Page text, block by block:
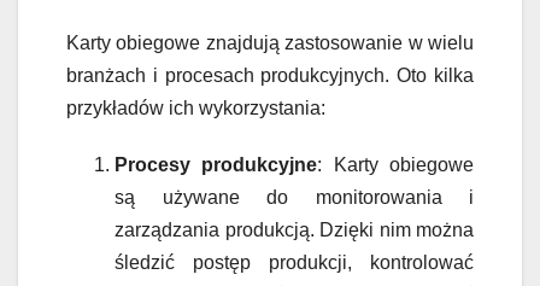
Karty obiegowe znajdują zastosowanie w wielu
branżach i procesach produkcyjnych. Oto kilka
przykładów ich wykorzystania:
Procesy produkcyjne: Karty obiegowe
są używane do monitorowania i
zarządzania produkcją. Dzięki nim można
śledzić postęp produkcji, kontrolować